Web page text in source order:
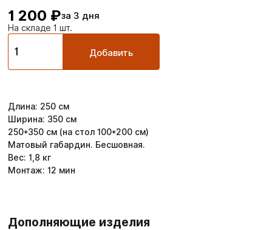
1 200 ₽за 3 дня
На складе 1 шт.
Добавить
Длина: 250 см
Ширина: 350 см
250*350 см (на стол 100*200 см)
Матовый габардин. Бесшовная.
Вес: 1,8 кг
Монтаж: 12 мин
Дополняющие изделия